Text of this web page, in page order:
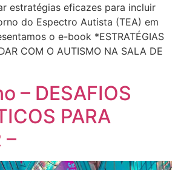
estratégias eficazes para incluir
do Espectro Autista (TEA) em
o e-book *ESTRATÉGIAS
COM O AUTISMO NA SALA DE
– DESAFIOS
PARA
–